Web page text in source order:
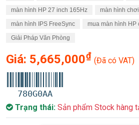
màn hình HP 27 inch 165Hz
màn hình
màn hình IPS FreeSync
mua màn hình HP
Giải Pháp Văn Phòng
Giá: 5,665,000₫ (Đã có VAT)
780G0AA
Trạng thái: Sản phẩm Stock hàng